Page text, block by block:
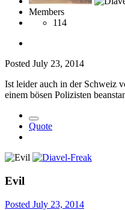
Members
114
Posted July 23, 2014
Ist leider auch in der Schweiz
einem bösen Polizisten
Quote
Evil
Posted July 23, 2014